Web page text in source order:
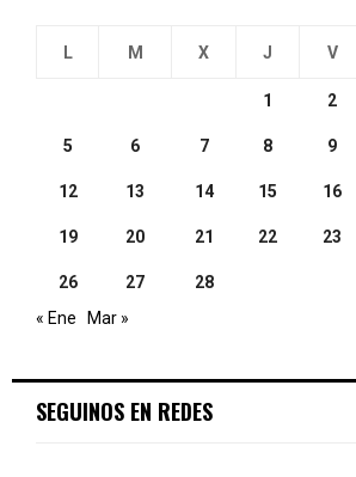
L M X J V
1 2
5 6 7 8 9
12 13 14 15 16
19 20 21 22 23
26 27
28
« Ene
Mar »
SEGUINOS EN REDES